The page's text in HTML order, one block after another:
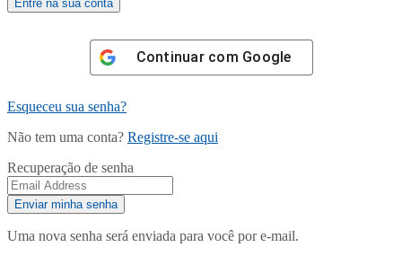
Continuar com Google
Esqueceu sua senha?
Não tem uma conta? Registre-se aqui
Recuperação de senha
Uma nova senha será enviada para você por e-mail.